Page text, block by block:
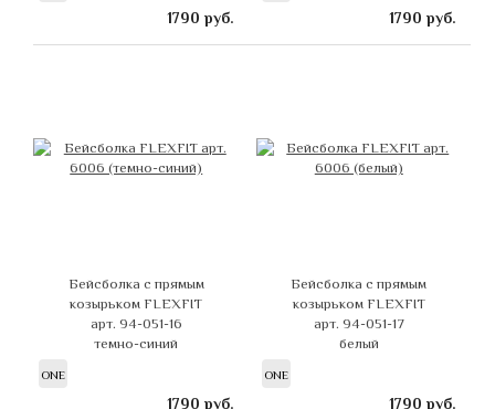
1790 руб. 1790 руб.
Бейсболка с прямым
козырьком FLEXFIT
арт. 94-051-16
темно-синий
ONE
1790 руб.
Бейсболка с прямым
козырьком FLEXFIT
арт. 94-051-17
белый
ONE
1790 руб.